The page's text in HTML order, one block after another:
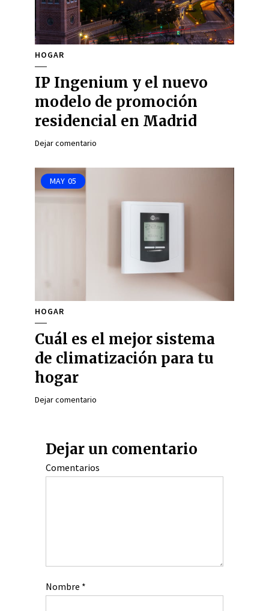
HOGAR
IP Ingenium y el nuevo
modelo de promoción
residencial en Madrid
Dejar comentario
MAY 05
HOGAR
Cuál es el mejor sistema
de climatización para tu
hogar
Dejar comentario
Dejar un comentario
Comentarios
Nombre *